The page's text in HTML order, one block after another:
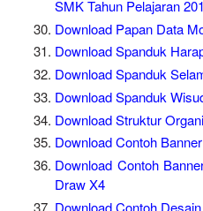
SMK Tahun Pelajaran
Download Papan Data
Download Spanduk
Download Spanduk
Download Spanduk
Download Struktur
Download Contoh
Download Contoh
Draw X4
Download Contoh